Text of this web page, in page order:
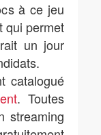
à ce jeu
qui permet
un jour
catalogué
. Toutes
streaming